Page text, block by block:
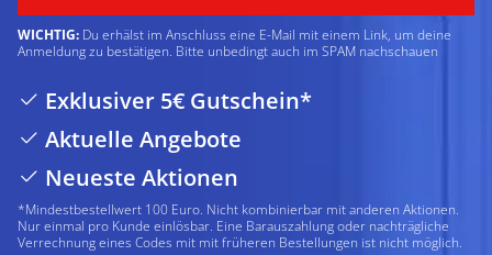
WICHTIG: Du erhälst im Anschluss eine E-Mail mit einem Link, um deine
Anmeldung zu bestätigen. Bitte unbedingt auch im SPAM nachschauen
Exklusiver 5€ Gutschein*
Aktuelle Angebote
Neueste Aktionen
*Mindestbestellwert 100 Euro. Nicht kombinierbar mit anderen Aktionen.
Nur einmal pro Kunde einlösbar. Eine Barauszahlung oder nachträgliche
Verrechnung eines Codes mit mit früheren Bestellungen ist nicht möglich.